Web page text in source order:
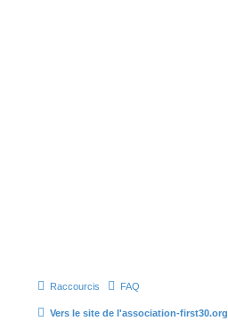
Raccourcis FAQ
Vers le site de l'association-first30.org